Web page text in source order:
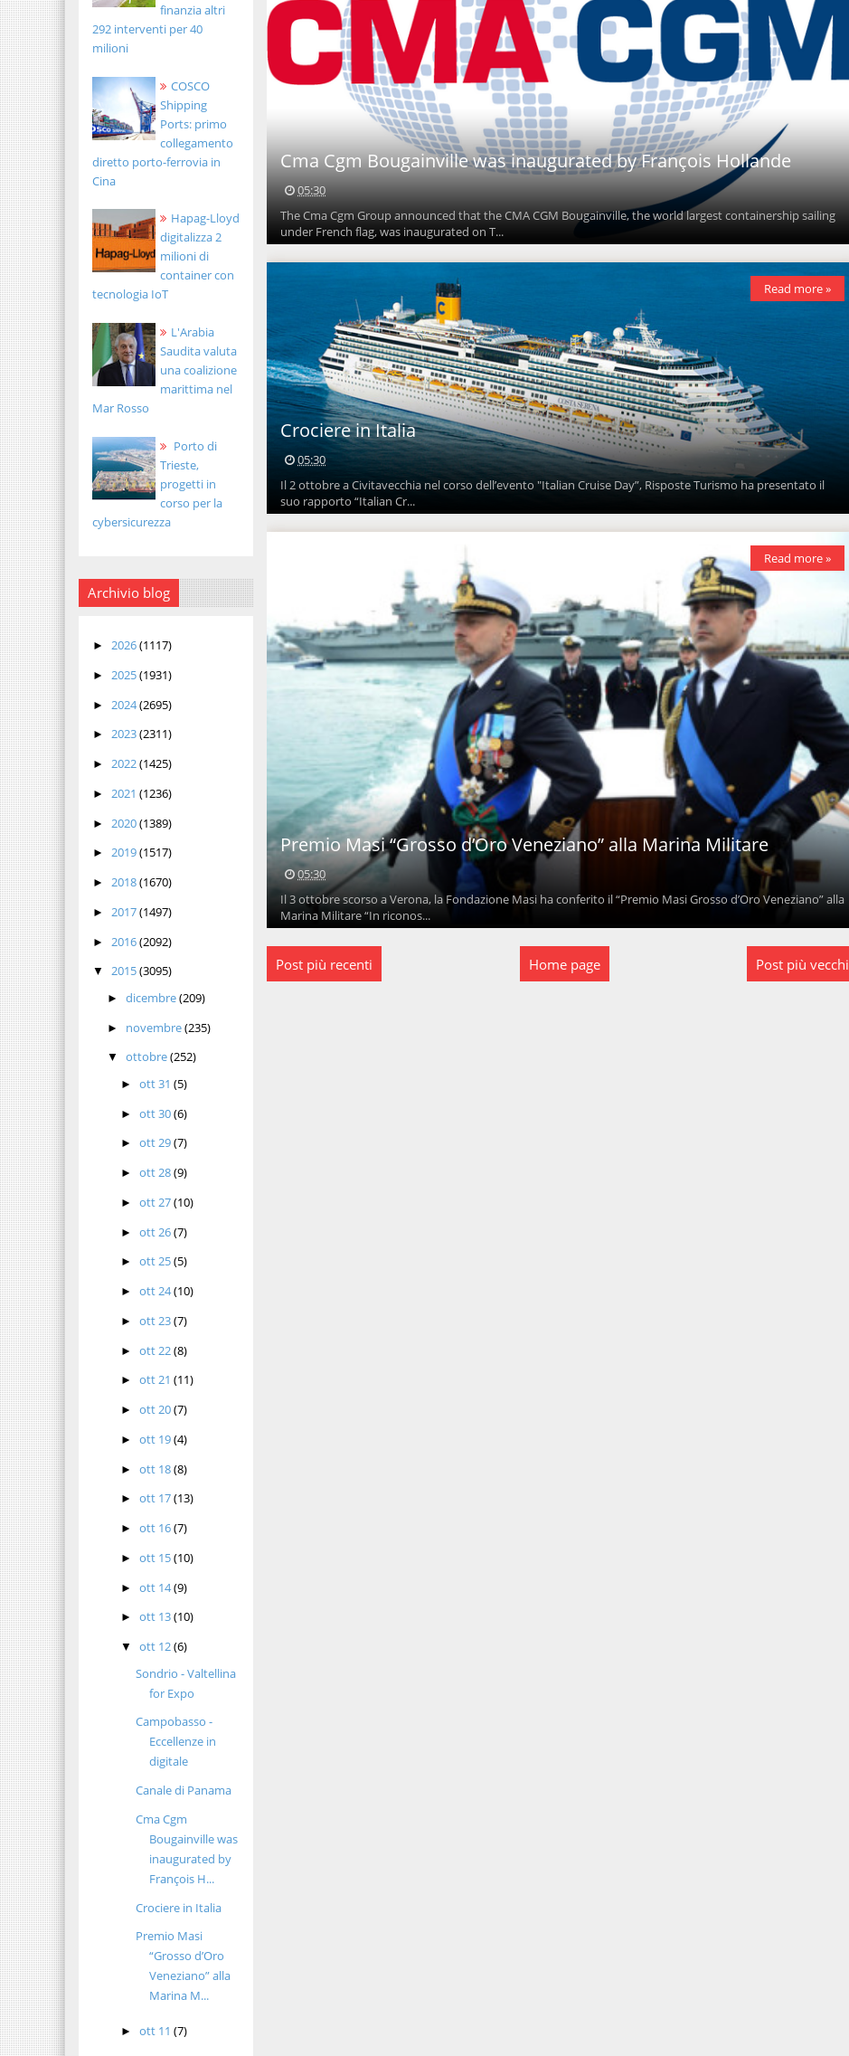
finanzia altri
292 interventi per 40
milioni
COSCO
Shipping
Ports: primo
collegamento
diretto porto-ferrovia in
Cina
Hapag-Lloyd
digitalizza 2
milioni di
container con
tecnologia IoT
L'Arabia
Saudita valuta
una coalizione
marittima nel
Mar Rosso
Porto di
Trieste,
progetti in
corso per la
cybersicurezza
Archivio blog
► 2026(1117)
► 2025(1931)
► 2024(2695)
► 2023(2311)
► 2022(1425)
► 2021 (1236)
► 2020(1389)
► 2019(1517)
► 2018(1670)
► 2017(1497)
► 2016(2092)
▼ 2015(3095)
► dicembre(209)
► novembre(235)
▼ ottobre(252)
►ott 31(5)
►ott 30(6)
►ott 29(7)
►ott 28(9)
►ott 27(10)
►ott 26(7)
►ott 25(5)
►ott 24(10)
►ott 23(7)
►ott 22(8)
►ott 21(11)
►ott 20(7)
►ott 19(4)
►ott 18(8)
►ott 17(13)
►ott 16(7)
►ott 15(10)
►ott 14(9)
►ott 13(10)
▼ott 12(6)
Sondrio - Valtellina
for Expo
Campobasso -
Eccellenze in
digitale
Canale di Panama
Cma Cgm
Bougainville was
inaugurated by
François H...
Crociere in Italia
Premio Masi
“Grosso d’Oro
Veneziano” alla
Marina M...
►ott 11(7)
Cma Cgm Bougainville was inaugurated by François Hollande
05:30
The Cma Cgm Group announced that the CMA CGM Bougainville, the world largest containership sailing
under French flag, was inaugurated on T...
Crociere in Italia
05:30
Il 2 ottobre a Civitavecchia nel corso dell’evento "Italian Cruise Day”, Risposte Turismo ha presentato il
suo rapporto “Italian Cr...
Read more »
Premio Masi “Grosso d’Oro Veneziano” alla Marina Militare
05:30
Il 3 ottobre scorso a Verona, la Fondazione Masi ha conferito il “Premio Masi Grosso d’Oro Veneziano” alla
Marina Militare “In riconos...
Read more »
Post più recenti Post più vecchi
Home page